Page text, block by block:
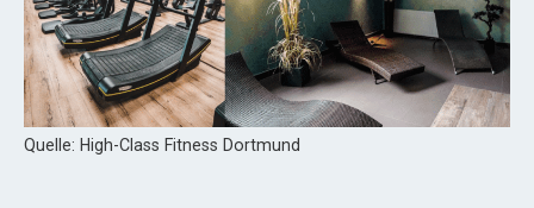
Quelle: High-Class Fitness Dortmund